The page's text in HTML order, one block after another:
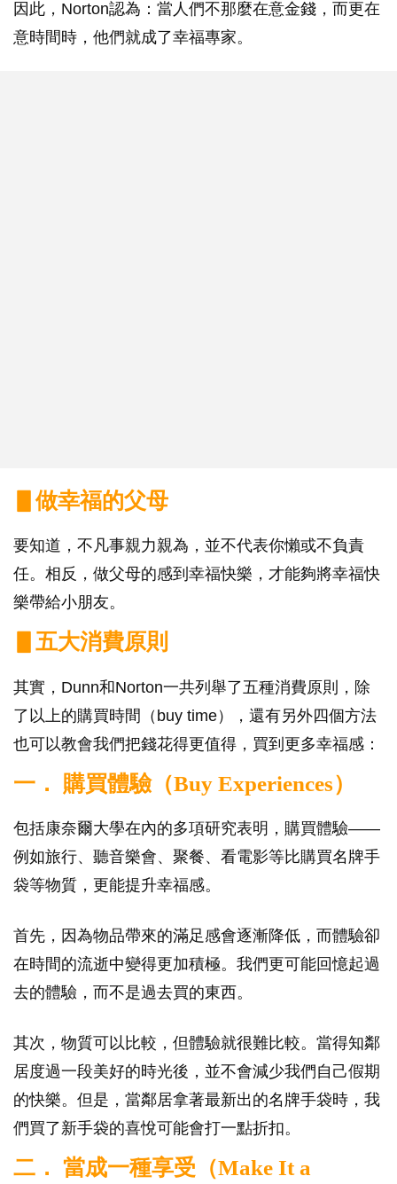
因此，Norton認為：當人們不那麼在意金錢，而更在
意時間時，他們就成了幸福專家。
▋做幸福的父母
要知道，不凡事親力親為，並不代表你懶或不負責
任。相反，做父母的感到幸福快樂，才能夠將幸福快
樂帶給小朋友。
▋五大消費原則
其實，Dunn和Norton一共列舉了五種消費原則，除
了以上的購買時間（buy time），還有另外四個方法
也可以教會我們把錢花得更值得，買到更多幸福感：
一． 購買體驗（Buy Experiences）
包括康奈爾大學在內的多項研究表明，購買體驗——
例如旅行、聽音樂會、聚餐、看電影等比購買名牌手
袋等物質，更能提升幸福感。
首先，因為物品帶來的滿足感會逐漸降低，而體驗卻
在時間的流逝中變得更加積極。我們更可能回憶起過
去的體驗，而不是過去買的東西。
其次，物質可以比較，但體驗就很難比較。當得知鄰
居度過一段美好的時光後，並不會減少我們自己假期
的快樂。但是，當鄰居拿著最新出的名牌手袋時，我
們買了新手袋的喜悅可能會打一點折扣。
二． 當成一種享受（Make It a